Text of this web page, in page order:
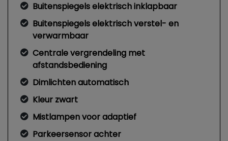
Buitenspiegels elektrisch inklapbaar
Buitenspiegels elektrisch verstel- en
verwarmbaar
Centrale vergrendeling met
afstandsbediening
Dimlichten automatisch
Kleur zwart
Mistlampen voor adaptief
Parkeersensor achter